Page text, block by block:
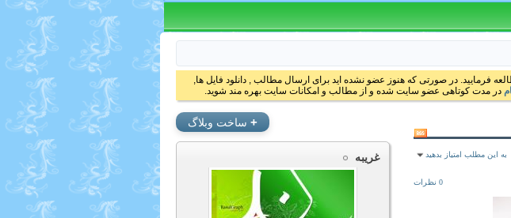
فرمایید. در صورتی که هنوز عضو نشده اید برای ارسال مطالب , دانلود فایل ها,
در مدت کوتاهی عضو سایت شده و از مطالب و امکانات سایت بهره مند شوید.
به این مطلب امتیاز بدهید
0 نظرات
+ ساخت وبلاگ
غریبه